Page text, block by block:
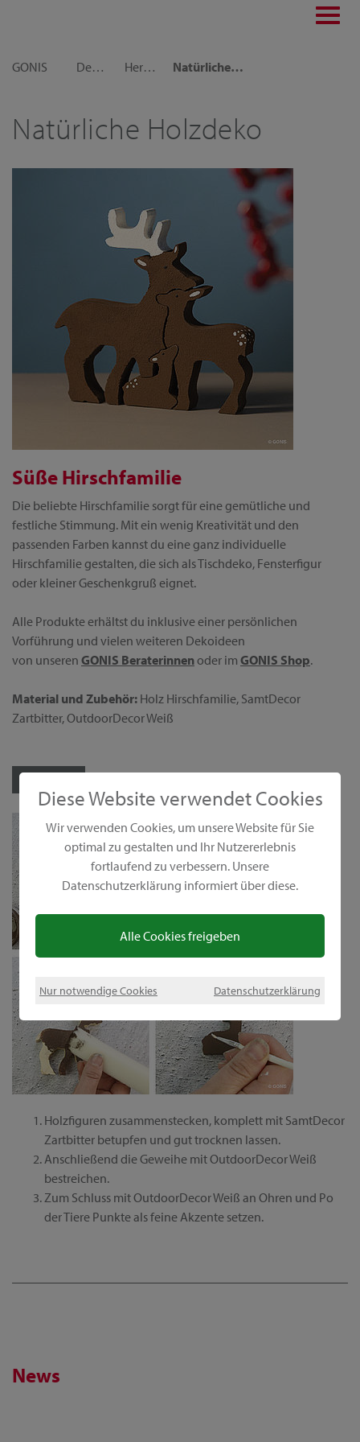
Diese Website verwendet Cookies
Wir verwenden Cookies, um unsere Website für Sie
optimal zu gestalten und Ihr Nutzererlebnis
fortlaufend zu verbessern. Unsere
Datenschutzerklärung informiert über diese.
Alle Cookies freigeben
Nur notwendige Cookies Datenschutzerklärung
GONIS
Dekoideen Herbst-Ideen Natürliche Holzdeko
Natürliche Holzdeko
Süße Hirschfamilie
Die beliebte Hirschfamilie sorgt für eine gemütliche und
festliche Stimmung. Mit ein wenig Kreativität und den
passenden Farben kannst du eine ganz individuelle
Hirschfamilie gestalten, die sich als Tischdeko, Fensterfigur
oder kleiner Geschenkgruß eignet.
Alle Produkte erhältst du inklusive einer persönlichen
Vorführung und vielen weiteren Dekoideen
von unseren GONIS Beraterinnenoder im GONIS Shop.
Material und Zubehör: Holz Hirschfamilie, SamtDecor
Zartbitter, OutdoorDecor Weiß
Holzfiguren zusammenstecken, komplett mit SamtDecor
Zartbitter betupfen und gut trocknen lassen.
Anschließend die Geweihe mit OutdoorDecor Weiß
bestreichen.
Zum Schluss mit OutdoorDecor Weiß an Ohren und Po
der Tiere Punkte als feine Akzente setzen.
News